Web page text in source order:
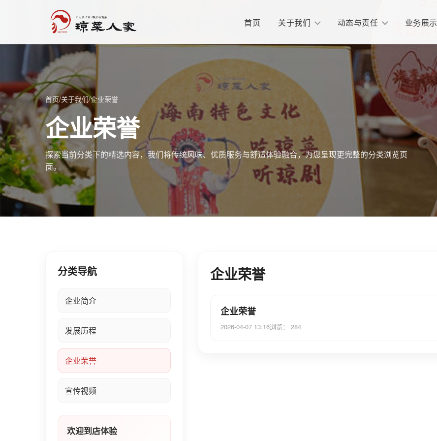
首页 关于我们 动态与责任 业务展示
首页/关于我们/企业荣誉
企业荣誉
探索当前分类下的精选内容，我们将传统风味、优质服务与舒适体验融合，为您呈现更完整的分类浏览页
面。
分类导航
企业简介
发展历程
企业荣誉
宣传视频
欢迎到店体验
企业荣誉
企业荣誉
2026-04-07 13:16浏览： 284